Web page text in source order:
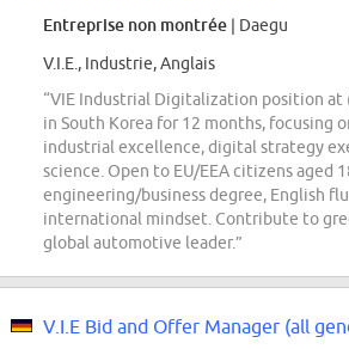
Entreprise non montrée | Daegu
V.I.E., Industrie, Anglais
“VIE Industrial Digitalization position at
in South Korea for 12 months, focusing
industrial excellence, digital strategy
science. Open to EU/EEA citizens aged
engineering/business degree, English
international mindset. Contribute to
global automotive leader.”
V.I.E Bid and Offer Manager (all